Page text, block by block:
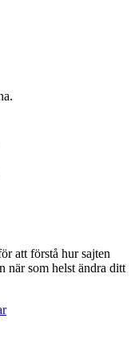
att förstå hur sajten
när som helst ändra ditt